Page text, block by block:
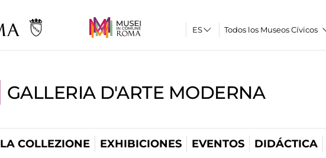
Todos los Museos Cívicos
GALLERIA D'ARTE MODERNA
LA COLLEZIONE EXHIBICIONES EVENTOS DIDÁCTICA